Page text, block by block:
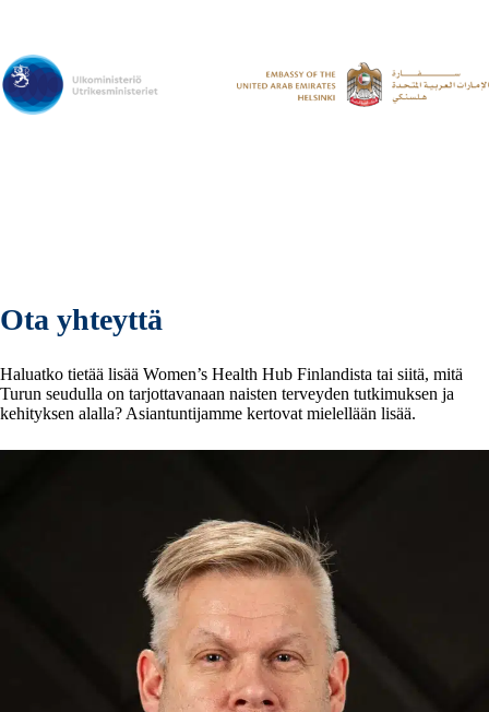
Ota yhteyttä
Haluatko tietää lisää Women’s Health Hub Finlandista tai siitä, mitä
Turun seudulla on tarjottavanaan naisten terveyden tutkimuksen ja
kehityksen alalla? Asiantuntijamme kertovat mielellään lisää.